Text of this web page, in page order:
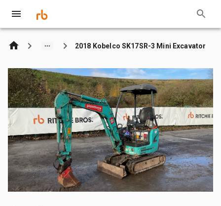
2018 Kobelco SK17SR-3 Mini Excavator